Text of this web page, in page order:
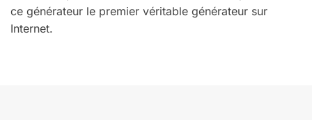
ce générateur le premier véritable générateur sur
Internet.